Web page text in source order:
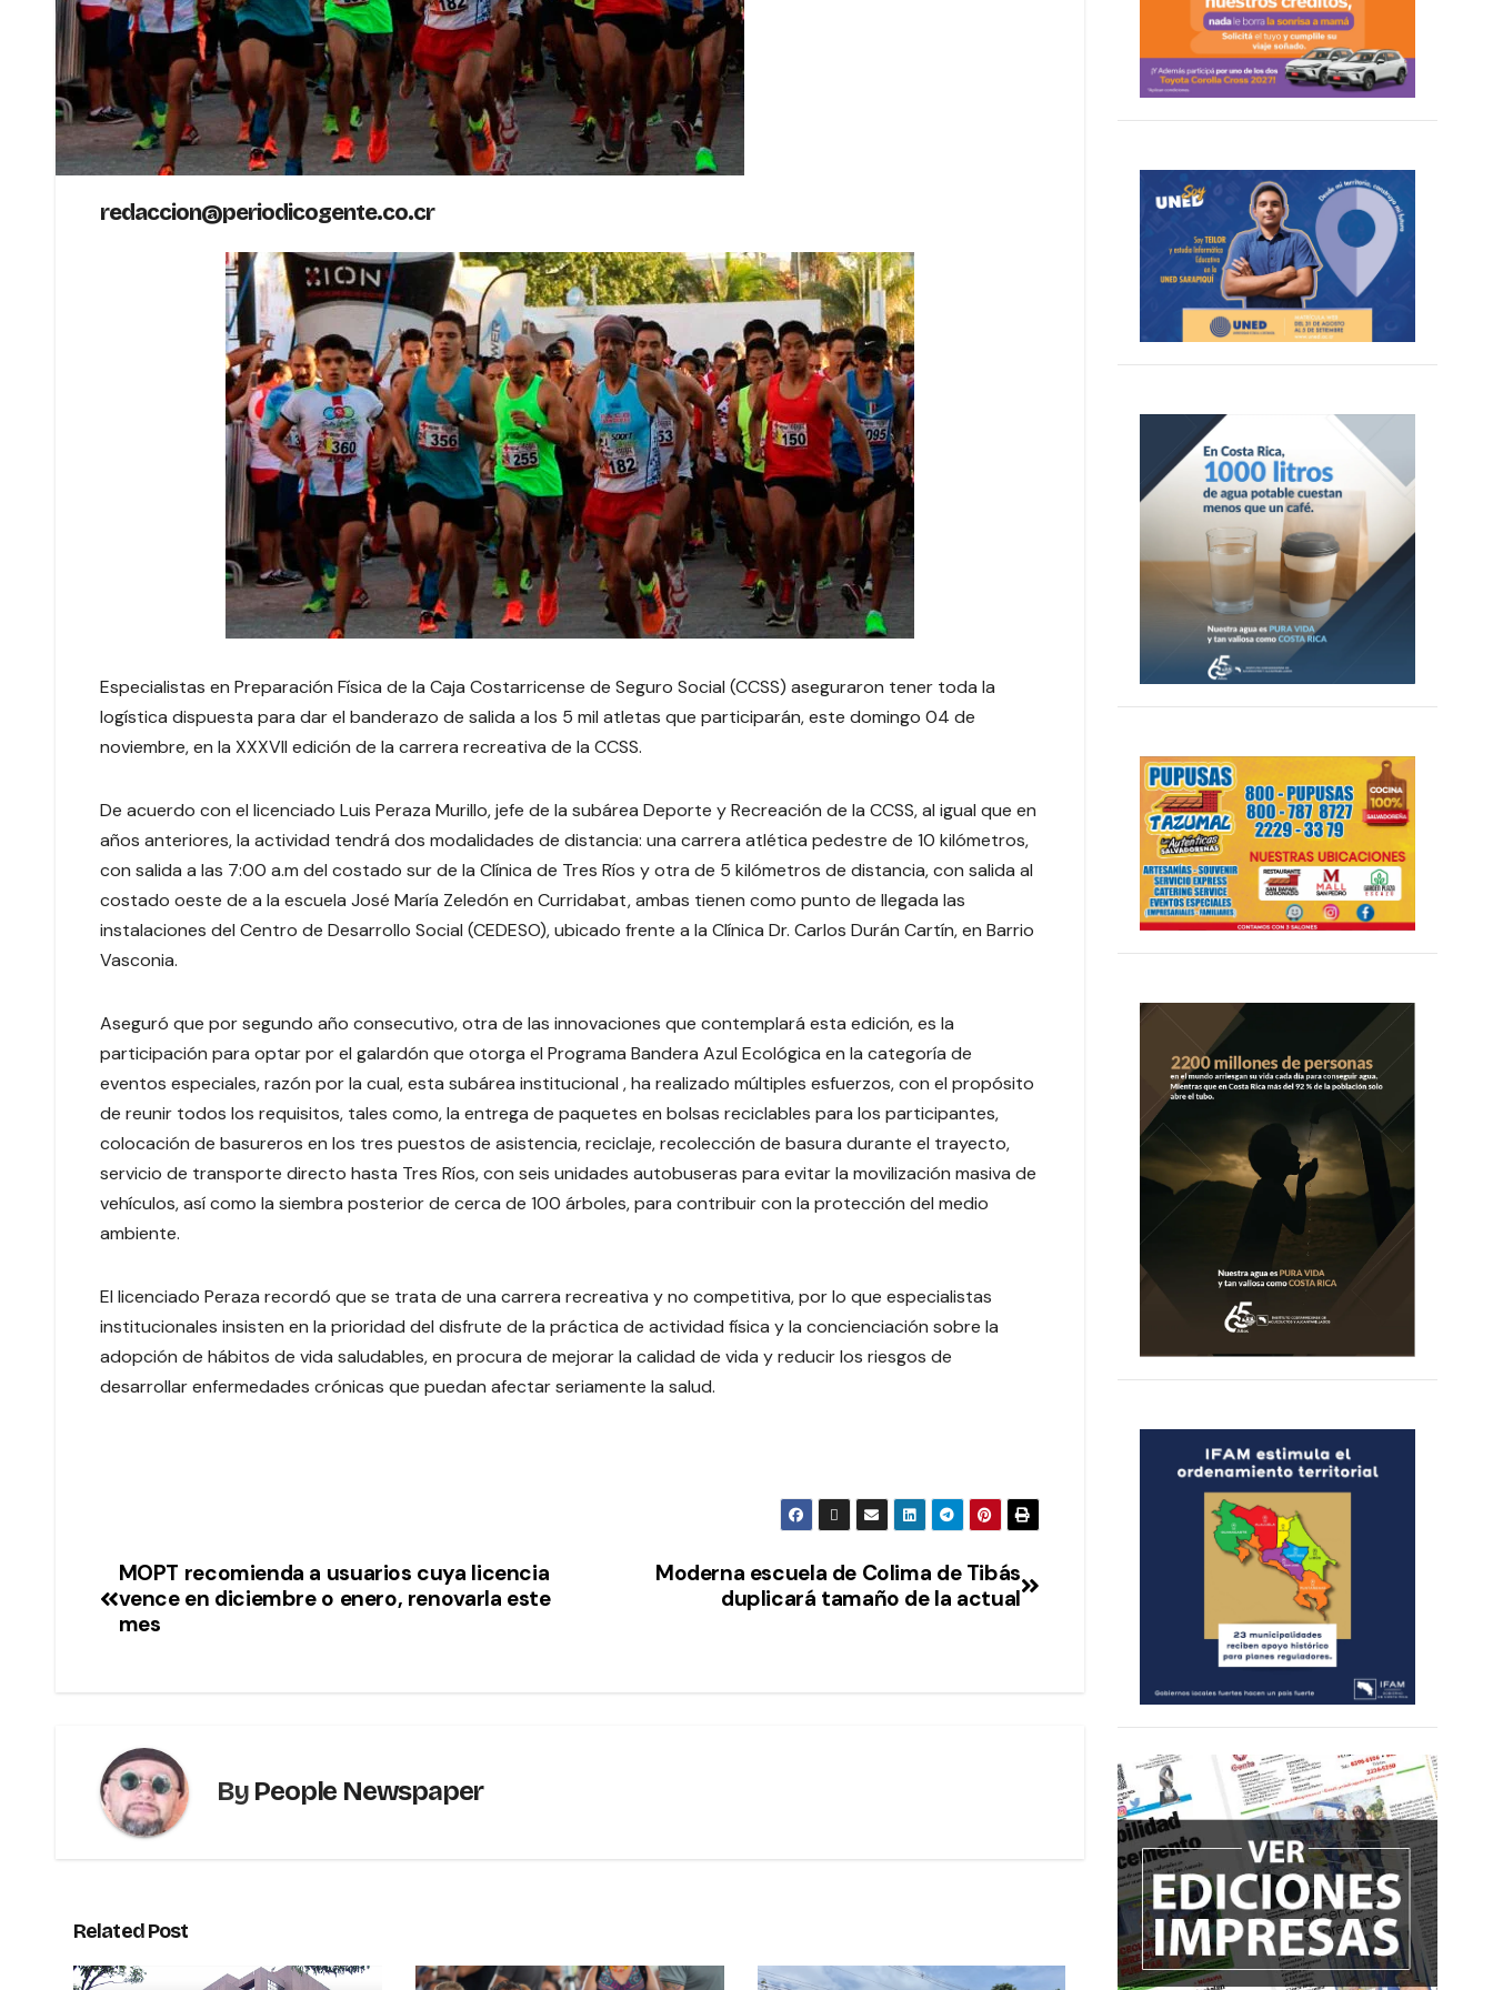
redaccion@periodicogente.co.cr
Especialistas en Preparación Física de la Caja Costarricense de Seguro Social (CCSS) aseguraron tener toda la
logística dispuesta para dar el banderazo de salida a los 5 mil atletas que participarán, este domingo 04 de
noviembre, en la XXXVII edición de la carrera recreativa de la CCSS.
De acuerdo con el licenciado Luis Peraza Murillo, jefe de la subárea Deporte y Recreación de la CCSS, al igual que en
años anteriores, la actividad tendrá dos modalidades de distancia: una carrera atlética pedestre de 10 kilómetros,
con salida a las 7:00 a.m del costado sur de la Clínica de Tres Ríos y otra de 5 kilómetros de distancia, con salida al
costado oeste de a la escuela José María Zeledón en Curridabat, ambas tienen como punto de llegada las
instalaciones del Centro de Desarrollo Social (CEDESO), ubicado frente a la Clínica Dr. Carlos Durán Cartín, en Barrio
Vasconia.
Aseguró que por segundo año consecutivo, otra de las innovaciones que contemplará esta edición, es la
participación para optar por el galardón que otorga el Programa Bandera Azul Ecológica en la categoría de
eventos especiales, razón por la cual, esta subárea institucional , ha realizado múltiples esfuerzos, con el propósito
de reunir todos los requisitos, tales como, la entrega de paquetes en bolsas reciclables para los participantes,
colocación de basureros en los tres puestos de asistencia, reciclaje, recolección de basura durante el trayecto,
servicio de transporte directo hasta Tres Ríos, con seis unidades autobuseras para evitar la movilización masiva de
vehículos, así como la siembra posterior de cerca de 100 árboles, para contribuir con la protección del medio
ambiente.
El licenciado Peraza recordó que se trata de una carrera recreativa y no competitiva, por lo que especialistas
institucionales insisten en la prioridad del disfrute de la práctica de actividad física y la concienciación sobre la
adopción de hábitos de vida saludables, en procura de mejorar la calidad de vida y reducir los riesgos de
desarrollar enfermedades crónicas que puedan afectar seriamente la salud.
Moderna escuela de Colima de Tibás
duplicará tamaño de la actual
MOPT recomienda a usuarios cuya licencia
vence en diciembre o enero, renovarla este
mes
By People Newspaper
Related Post